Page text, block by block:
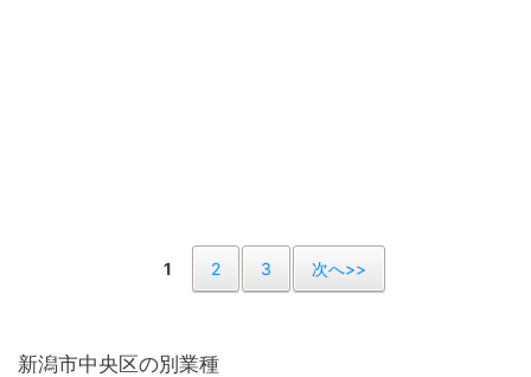
1 2 3 次へ>>
新潟市中央区の別業種